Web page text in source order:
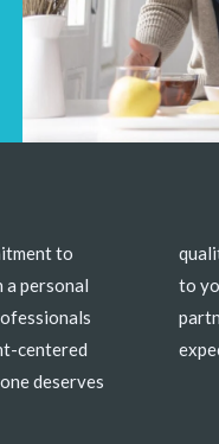
to
personal
centered
deserves
tailored
to be your
beyond